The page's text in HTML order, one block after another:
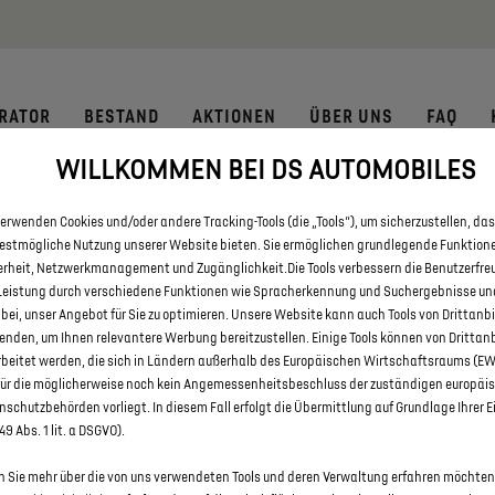
BESTAND AKTIONEN ÜBER UNS FAQ
DS 3 UND DS 3 CROSSBACK
RECKLINGHAUSEN
WILLKOMMEN BEI DS AUTOMOBILES
Cookies und/oder andere Tracking-Tools (die „Tools“), um sicherzustellen,
Nutzung unserer Website bieten. Sie ermöglichen grundlegende
Netzwerkmanagement und Zugänglichkeit.Die Tools verbessern die
durch verschiedene Funktionen wie Spracherkennung und Suchergebnisse
unser Angebot für Sie zu optimieren. Unsere Website kann auch Tools von
um Ihnen relevantere Werbung bereitzustellen. Einige Tools können von
werden, die sich in Ländern außerhalb des Europäischen Wirtschaftsraums
die möglicherweise noch kein Angemessenheitsbeschluss der zuständigen
vorliegt. In diesem Fall erfolgt die Übermittlung auf Grundlage Ihrer
Abs. 1 lit. a DSGVO).
Sie mehr über die von uns verwendeten Tools und deren Verwaltung erfahren